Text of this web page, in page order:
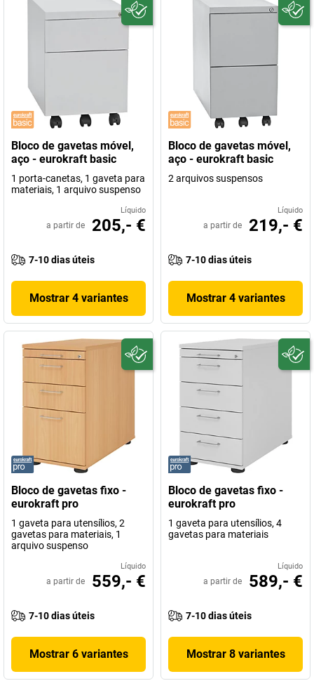
Bloco de gavetas móvel,
aço - eurokraft basic
1 porta-canetas, 1 gaveta para
materiais, 1 arquivo suspenso
Líquido
a partir de 205,- €
7-10 dias úteis
Mostrar 4 variantes
Bloco de gavetas móvel,
aço - eurokraft basic
2 arquivos suspensos
Líquido
a partir de 219,- €
7-10 dias úteis
Mostrar 4 variantes
Bloco de gavetas fixo -
eurokraft pro
1 gaveta para utensílios, 2
gavetas para materiais, 1
arquivo suspenso
Líquido
a partir de 559,- €
7-10 dias úteis
Mostrar 6 variantes
Bloco de gavetas fixo -
eurokraft pro
1 gaveta para utensílios, 4
gavetas para materiais
Líquido
a partir de 589,- €
7-10 dias úteis
Mostrar 8 variantes